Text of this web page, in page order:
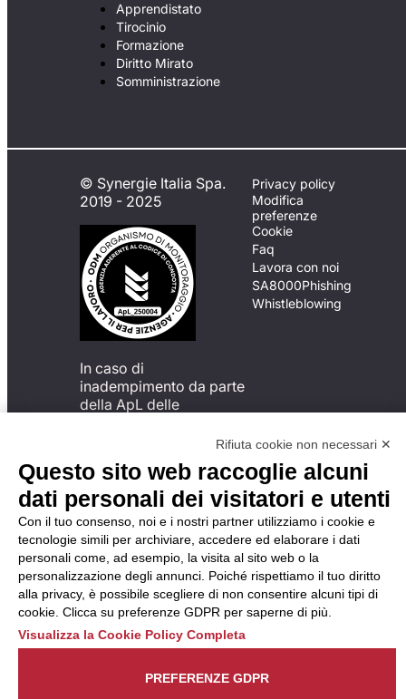
Apprendistato
Tirocinio
Formazione
Diritto Mirato
Somministrazione
© Synergie Italia Spa.
2019 - 2025
In caso di
inadempimento da parte
della ApL delle
del Codice di Condotta, è
possibile presentare un
reclamo
all’Organismo di
Monitoraggio utilizzando
una delle modalità
descritte al seguente
indirizzo web
https://odm-
agenzielavoro.it/reclami/ .
Privacy policy
Modifica
preferenze
Cookie
Faq
Lavora con noi
SA8000Phishing
Whistleblowing
Rifiuta cookie non necessari ✕
Questo sito web raccoglie alcuni
dati personali dei visitatori e utenti
Con il tuo consenso, noi e i nostri partner utilizziamo i cookie e
tecnologie simili per archiviare, accedere ed elaborare i dati
personali come, ad esempio, la visita al sito web o la
personalizzazione degli annunci. Poiché rispettiamo il tuo diritto
alla privacy, è possibile scegliere di non consentire alcuni tipi di
cookie. Clicca su preferenze GDPR per saperne di più.
Visualizza la Cookie Policy Completa
PREFERENZE GDPR